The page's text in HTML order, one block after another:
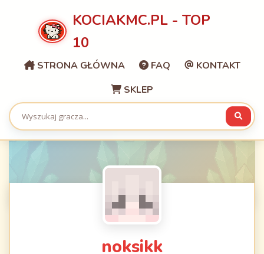
KOCIAKMC.PL - TOP
10
STRONA GŁÓWNA FAQ
KONTAKT
SKLEP
noksikk